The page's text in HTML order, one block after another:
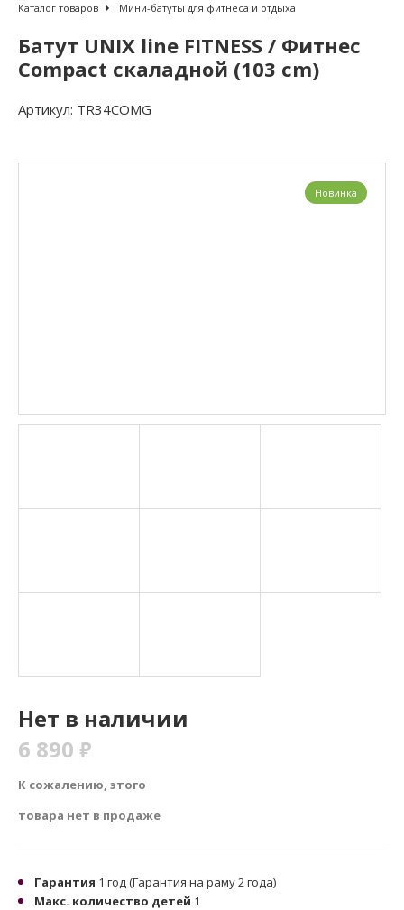
Каталог товаров Мини-батуты для фитнеса и отдыха
Батут UNIX line FITNESS / Фитнес
Compact скаладной (103 cm)
Артикул: TR34COMG
Новинка
Нет в наличии
6 890 ₽
К сожалению, этого
товара нет в продаже
Гарантия 1 год (Гарантия на раму 2 года)
Макс. количество детей 1